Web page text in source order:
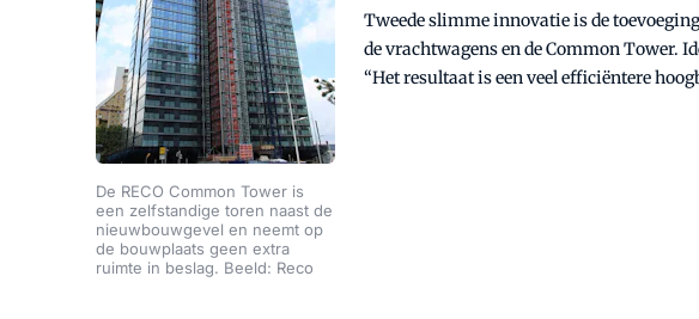
De RECO Common Tower is
een zelfstandige toren naast de
nieuwbouwgevel en neemt op
de bouwplaats geen extra
ruimte in beslag. Beeld: Reco
Tweede slimme innovatie is de
de vrachtwagens en de Common Tower.
“Het resultaat is een veel efficiëntere